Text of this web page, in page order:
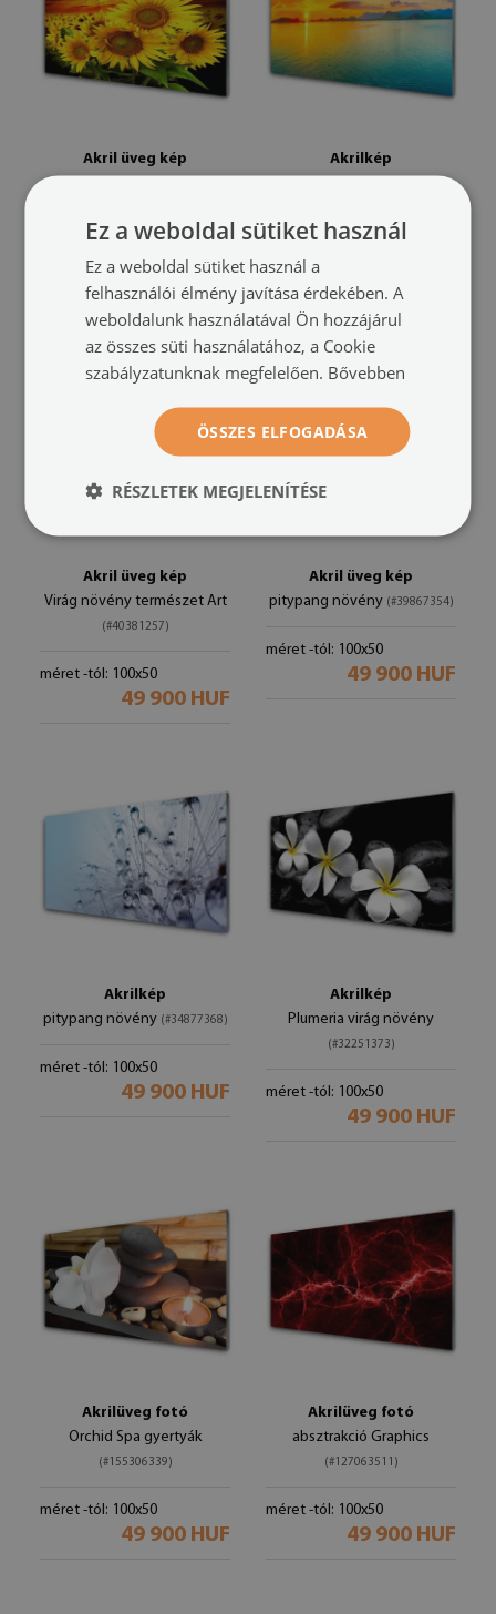
Akril üveg kép
méret -tól: 100x50
49 900 HUF
Akrilkép
méret -tól: 100x50
49 900 HUF
Akril üveg kép
Virág növény természet Art
(#40381257)
méret -tól: 100x50
49 900 HUF
Akril üveg kép
pitypang növény (#39867354)
méret -tól: 100x50
49 900 HUF
Akrilkép
pitypang növény (#34877368)
méret -tól: 100x50
49 900 HUF
Akrilkép
Plumeria virág növény
(#32251373)
méret -tól: 100x50
49 900 HUF
Akrilüveg fotó
Orchid Spa gyertyák
(#155306339)
méret -tól: 100x50
49 900 HUF
Akrilüveg fotó
absztrakció Graphics
(#127063511)
méret -tól: 100x50
49 900 HUF
Ez a weboldal sütiket használ
Ez a weboldal sütiket használ a
felhasználói élmény javítása érdekében. A
weboldalunk használatával Ön hozzájárul
az összes süti használatához, a Cookie
szabályzatunknak megfelelően. Bővebben
ÖSSZES ELFOGADÁSA
RÉSZLETEK MEGJELENÍTÉSE